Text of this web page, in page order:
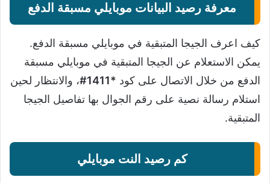
معرفة رصيد البيانات موبايلي مسبقة الدفع
كيف اعرف الجيجا المتبقية في موبايلي مسبقة الدفع.
يمكن الاستعلام عن الجيجا المتبقية في موبايلي مسبقة
الدفع من خلال الاتصال على كود *1411#
، والانتظار لحين
استلام رسالة نصية على رقم الجوال بها تفاصيل الجيجا
المتبقية.
كم رصيد النت موبايلي